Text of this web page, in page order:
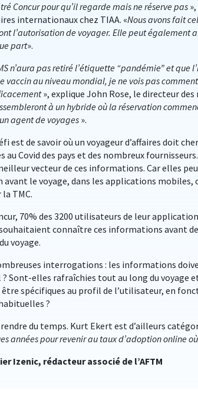
Concur pour qu’il regarde mais ne réserve pas
internationaux chez TIAA. «Nous avons fait
l’autorisation de voyager. Elle peut également
part».
n’aura pas retiré l’étiquette “pandémie” et que
vaccin au niveau mondial, je ne vois pas
», explique John Rose, le directeur
à un hybride où la réservation
agent de voyages ».
est de savoir où un voyageur d’affaires doit
au Covid des pays et des nombreux
vecteur de ces informations. Car elles
avant le voyage, dans les applications mobiles,
TMC.
70% des 3200 utilisateurs de leur
connaître ces informations avant
voyage.
interrogations : les informations
Sont-elles rafraîchies tout au long du voyage
spécifiques au profil de l’utilisateur, en
?
du temps. Kurt Ekert est d’ailleurs
années pour revenir au taux d’adoption online
Izenic, rédacteur associé de l’AFTM